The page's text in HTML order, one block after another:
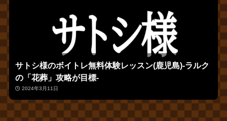
サトシ様のボイトレ無料体験レッスン(鹿児島)‐ラルク
の「花葬」攻略が目標‐
2024年3月11日